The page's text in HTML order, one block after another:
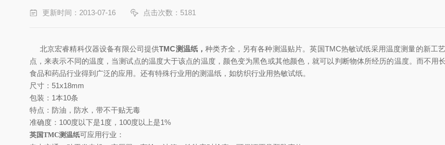
更新时间：2013-07-16 点击次数：5181
北京宏睿精科仪器设备有限公司提供TMC测温纸，种类齐全，另有各种测温贴片。英国TMC热敏试纸采用温度测量的新工
点，来表示不同的温度，当测试点的温度大于该点的温度，颜色变为黑色或其他颜色，就可以判断物体所经历的温度。而不用
食品和药品行业得到广泛的应用。还有特殊行业用的测温纸，如纺织行业用热敏试纸。
尺寸：51x18mm
包装：1本10条
特点： 防油，防水，带不干贴无毒
准确度：100度以下是1度，100度以上是1%
英国TMC测温纸可应用行业：